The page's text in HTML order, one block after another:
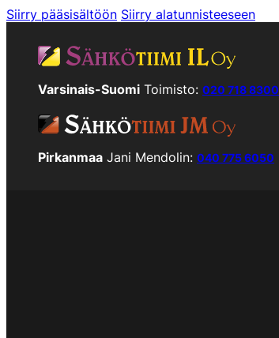
Siirry pääsisältöön Siirry alatunnisteeseen
Varsinais-Suomi Toimisto: 020 718 8300
Pirkanmaa Jani Mendolin: 040 775 6050